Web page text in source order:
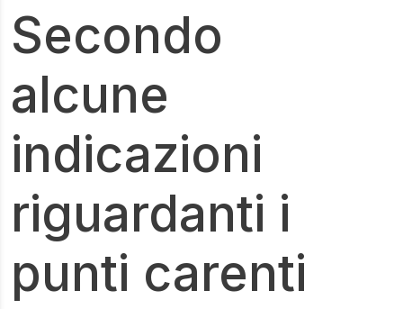
Secondo
alcune
indicazioni
riguardanti i
punti carenti